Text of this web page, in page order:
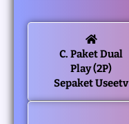
C. Paket Dual
Play (2P)
Sepaket Useetv